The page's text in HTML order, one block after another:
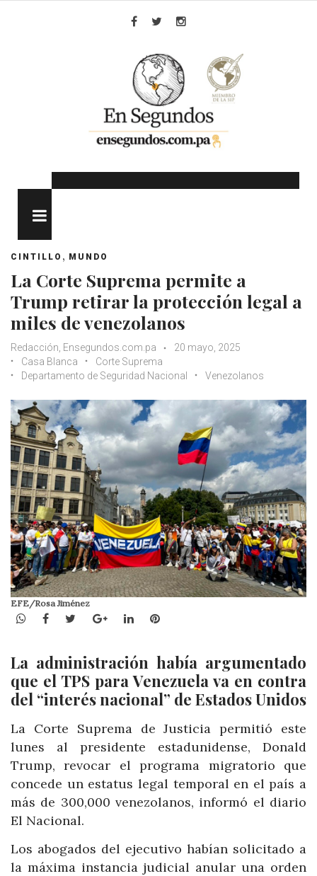
CINTILLO , MUNDO
La Corte Suprema permite a
Trump retirar la protección legal a
miles de venezolanos
Redacción, Ensegundos.com.pa
20 mayo, 2025
Casa Blanca
Corte Suprema
Departamento de Seguridad Nacional
Venezolanos
EFE/Rosa Jiménez
WhatsApp
Facebook
TwitterGoogle+LinkedInPinterest
La administración había argumentado
que el TPS para Venezuela va en contra
del “interés nacional” de Estados Unidos
La Corte Suprema de Justicia permitió este
lunes al presidente estadunidense, Donald
Trump, revocar el programa migratorio que
concede un estatus legal temporal en el país a
más de 300,000 venezolanos, informó el diario
El Nacional.
Los abogados del ejecutivo habían solicitado a
la máxima instancia judicial anular una orden